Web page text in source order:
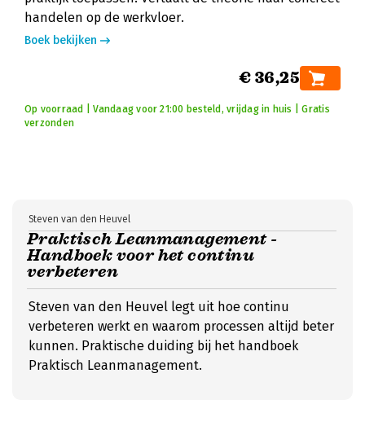
handelen op de werkvloer.
Boek bekijken
€ 36,25
Op voorraad | Vandaag voor 21:00 besteld, vrijdag in huis | Gratis
verzonden
Praktisch Leanmanagement -
Handboek voor het continu
verbeteren
Steven van den Heuvel
Steven van den Heuvel legt uit hoe continu
verbeteren werkt en waarom processen altijd beter
kunnen. Praktische duiding bij het handboek
Praktisch Leanmanagement.